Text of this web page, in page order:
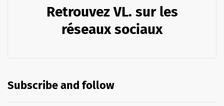
Retrouvez VL. sur les
réseaux sociaux
Subscribe and follow